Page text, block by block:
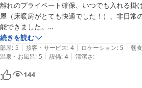
離れのプライベート確保、いつでも入れる掛
屋（床暖房がとても快適でした！）、非日常
能できました。
ちょうど紅葉の時期で、お部屋から眺める景
以外、余計な音が聴こえず、なお良かったで
ひとつだけ、お部屋で楽しめるちょっとした
ショップで購入できると嬉しかったです。
また機会があれば利用したいです。
続きを読む
部屋: 5 | 接客・サービス: 4 | ロケーション: 5 | 朝食
温泉・お風呂: 5 | 設備: 4 | 清潔さ: -
144